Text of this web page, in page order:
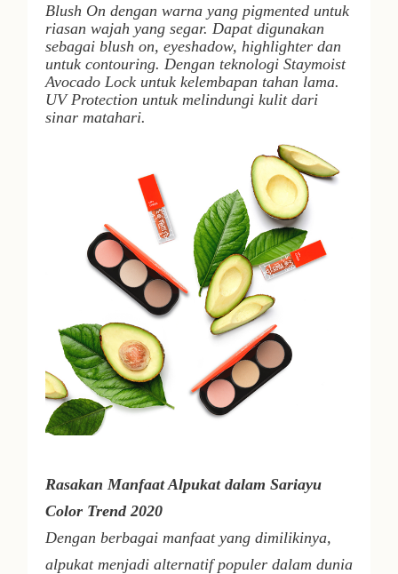
Blush On dengan warna yang pigmenteduntuk
riasan wajah yang segar. Dapat digunakan
sebagai blush on, eyeshadow, highlighterdan
untuk contouring. Dengan teknologi Staymoist
Avocado Lockuntuk kelembapan tahan lama.
UV Protection untuk melindungi kulit dari
sinar matahari.
Rasakan Manfaat Alpukat dalam Sariayu
Color Trend 2020
Dengan berbagai manfaat yang dimilikinya,
alpukat menjadi alternatif populer dalam dunia